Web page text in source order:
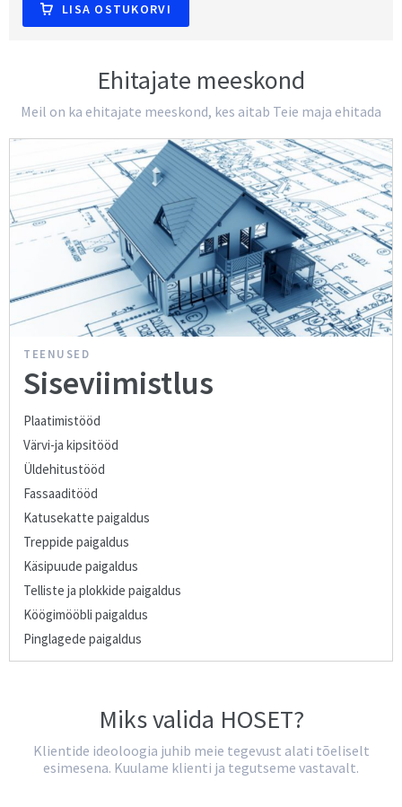
LISA OSTUKORVI
Ehitajate meeskond
Meil on ka ehitajate meeskond, kes aitab Teie maja ehitada
TEENUSED
Siseviimistlus
Plaatimistööd
Värvi-ja kipsitööd
Üldehitustööd
Fassaaditööd
Katusekatte paigaldus
Treppide paigaldus
Käsipuude paigaldus
Telliste ja plokkide paigaldus
Köögimööbli paigaldus
Pinglagede paigaldus
Miks valida HOSET?
Klientide ideoloogia juhib meie tegevust alati tõeliselt
esimesena. Kuulame klienti ja tegutseme vastavalt.